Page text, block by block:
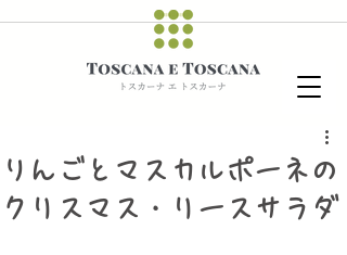
りんごとマスカルポーネの
クリスマス・リースサラダ